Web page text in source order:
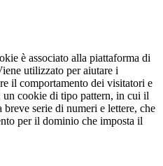
è associato alla piattaforma di
utilizzato per aiutare i
il comportamento dei visitatori e
un cookie di tipo pattern, in cui il
breve serie di numeri e lettere, che
per il dominio che imposta il